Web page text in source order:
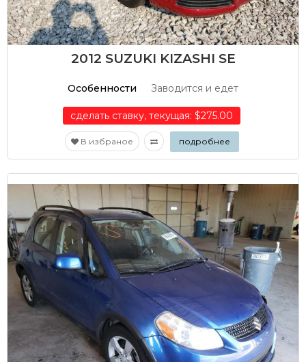
2012 SUZUKI KIZASHI SE
Особенности Заводится и едет
сделать ставку, текущая: $275.00
В избраное подробнее